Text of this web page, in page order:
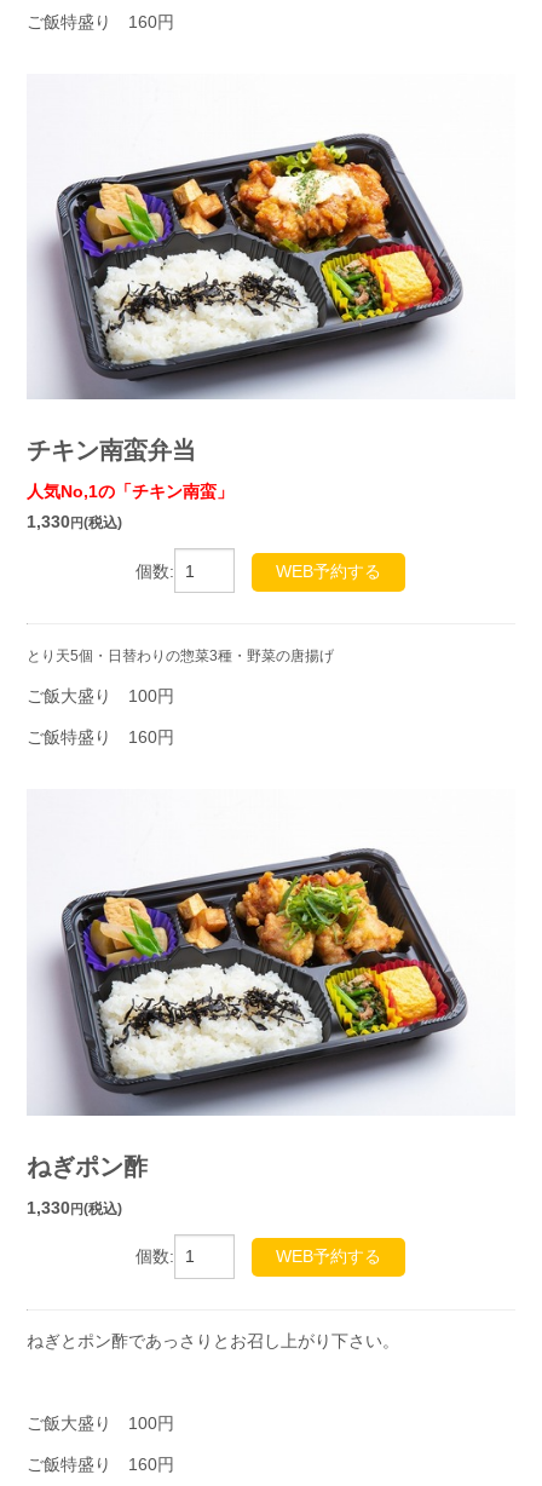
ご飯特盛り 160円
チキン南蛮弁当
人気No,1の「チキン南蛮」
1,330円(税込)
個数: WEB予約する
とり天5個・日替わりの惣菜3種・野菜の唐揚げ
ご飯大盛り 100円
ご飯特盛り 160円
ねぎポン酢
1,330円(税込)
個数: WEB予約する
ねぎとポン酢であっさりとお召し上がり下さい。
ご飯大盛り 100円
ご飯特盛り 160円